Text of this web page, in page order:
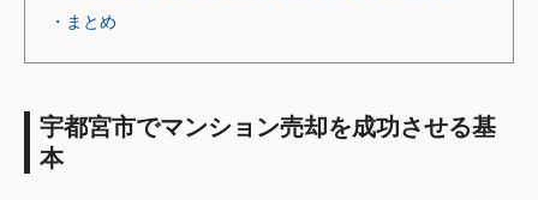
・まとめ
宇都宮市でマンション売却を成功させる基
本